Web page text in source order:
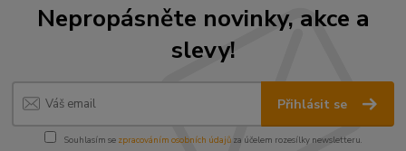
Nepropásněte novinky, akce a
slevy!
Přihlásit se
Souhlasím se zpracováním osobních údajůza účelem rozesílky newsletteru.